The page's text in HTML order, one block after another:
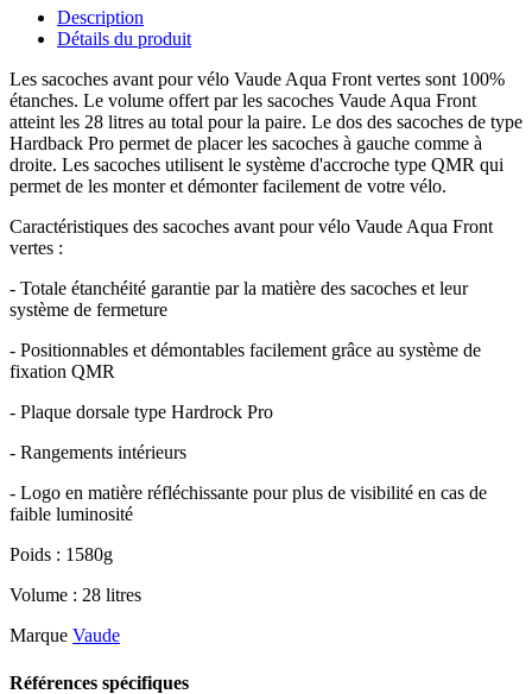
Description
Détails du produit
Les sacoches avant pour vélo Vaude Aqua Front vertes sont 100%
étanches. Le volume offert par les sacoches Vaude Aqua Front
atteint les 28 litres au total pour la paire. Le dos des sacoches de type
Hardback Pro permet de placer les sacoches à gauche comme à
droite. Les sacoches utilisent le système d'accroche type QMR qui
permet de les monter et démonter facilement de votre vélo.
Caractéristiques des sacoches avant pour vélo Vaude Aqua Front
vertes :
- Totale étanchéité garantie par la matière des sacoches et leur
système de fermeture
- Positionnables et démontables facilement grâce au système de
fixation QMR
- Plaque dorsale type Hardrock Pro
- Rangements intérieurs
- Logo en matière réfléchissante pour plus de visibilité en cas de
faible luminosité
Poids : 1580g
Volume : 28 litres
Marque Vaude
Références spécifiques